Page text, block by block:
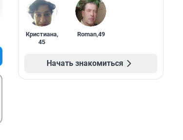
Кристиана,
45
Roman,49
Начать знакомиться